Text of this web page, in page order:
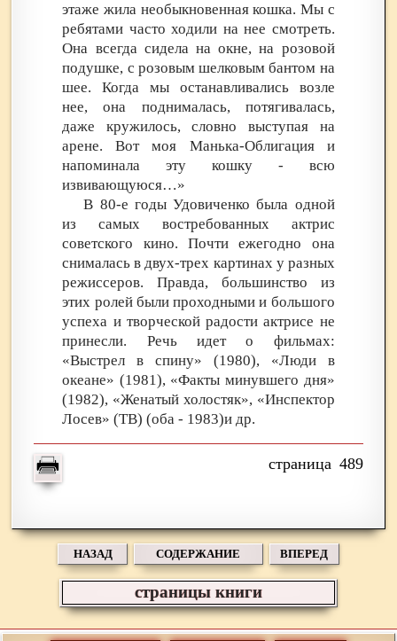
этаже жила необыкновенная кошка. Мы с
ребятами часто ходили на нее смотреть.
Она всегда сидела на окне, на розовой
подушке, с розовым шелковым бантом на
шее. Когда мы останавливались возле
нее, она поднималась, потягивалась,
даже кружилось, словно выступая на
арене. Вот моя Манька-Облигация и
напоминала эту кошку - всю
извивающуюся…»
В 80-е годы Удовиченко была одной
из самых востребованных актрис
советского кино. Почти ежегодно она
снималась в двух-трех картинах у разных
режиссеров. Правда, большинство из
этих ролей были проходными и большого
успеха и творческой радости актрисе не
принесли. Речь идет о фильмах:
«Выстрел в спину» (1980), «Люди в
океане» (1981), «Факты минувшего дня»
(1982), «Женатый холостяк», «Инспектор
Лосев» (ТВ) (оба - 1983)и др.
489
НАЗАД СОДЕРЖАНИЕ ВПЕРЕД
страницы книги